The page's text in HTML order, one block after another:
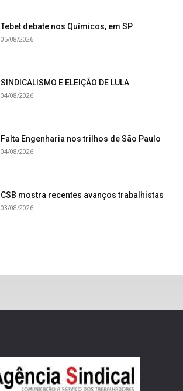
Tebet debate nos Químicos, em SP
05/08/2026
SINDICALISMO E ELEIÇÃO DE LULA
04/08/2026
Falta Engenharia nos trilhos de São Paulo
04/08/2026
CSB mostra recentes avanços trabalhistas
03/08/2026